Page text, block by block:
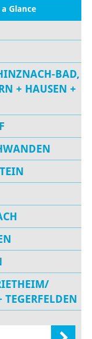
Glance
BAD,
+ HAUSEN +
TEGERFELDEN